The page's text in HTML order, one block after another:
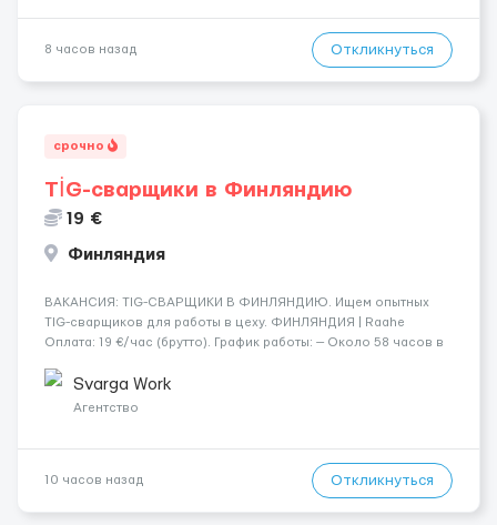
8 часов назад Откликнуться
срочно
TİG-сварщики в Финляндию
19 €
Финляндия
​​ВАКАНСИЯ: TIG-СВАРЩИКИ В ФИНЛЯНДИЮ. Ищем опытных
TIG-сварщиков для работы в цеху. ФИНЛЯНДИЯ | Raahe
Оплата: 19 €/час (брутто). График работы: — Около 58 часов в
переработки. Дата начала: — Как можно скорее....
Svarga Work
Агентство
10 часов назад Откликнуться